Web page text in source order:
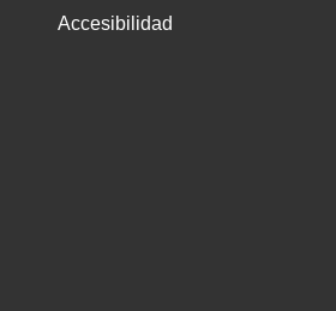
Accesibilidad